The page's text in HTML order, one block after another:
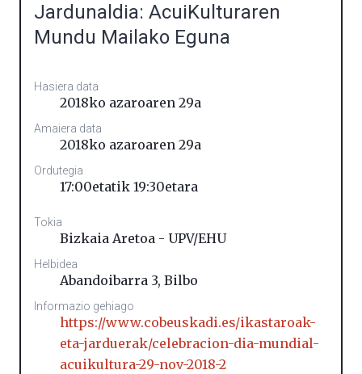
Jardunaldia: AcuiKulturaren
Mundu Mailako Eguna
Hasiera data
2018ko azaroaren 29a
Amaiera data
2018ko azaroaren 29a
Ordutegia
17:00etatik 19:30etara
Tokia
Bizkaia Aretoa - UPV/EHU
Helbidea
Abandoibarra 3, Bilbo
Informazio gehiago
https://www.cobeuskadi.es/ikastaroak-
eta-jarduerak/celebracion-dia-mundial-
acuikultura-29-nov-2018-2